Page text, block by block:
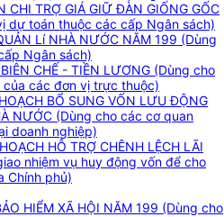
CHI TRỢ GIÁ GIỮ ĐÀN GIỐNG GỐC
dự toán thuộc các cấp Ngân sách)
Lí NHÀ NƯỚC NĂM 199 (Dùng
Ngân sách)
CHẾ - TIỀN LƯƠNG (Dùng cho
các đơn vị trực thuộc)
BỔ SUNG VỐN LƯU ĐỘNG
NƯỚC (Dùng cho các cơ quan
doanh nghiệp)
HỖ TRỢ CHÊNH LỆCH LÃI
nhiệm vụ huy động vốn để cho
Chính phủ)
HIỂM XÃ HỘI NĂM 199 (Dùng cho